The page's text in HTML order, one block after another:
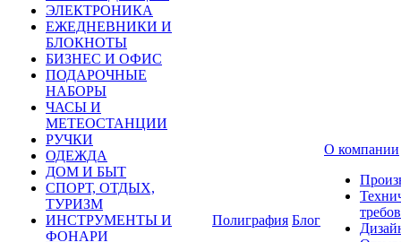
ЭЛЕКТРОНИКА
ЕЖЕДНЕВНИКИ И
БЛОКНОТЫ
БИЗНЕС И ОФИС
ПОДАРОЧНЫЕ
НАБОРЫ
ЧАСЫ И
МЕТЕОСТАНЦИИ
РУЧКИ
ОДЕЖДА
ДОМ И БЫТ
СПОРТ, ОТДЫХ,
ТУРИЗМ
ИНСТРУМЕНТЫ И
ФОНАРИ
Полиграфия Блог
О компании